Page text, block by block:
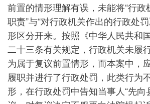
前置的情形理解有误，未能将“行政
职责”与“对行政机关作出的行政处
形区分开来。按照《中华人民共和
二十三条有关规定，行政机关未履
为属于复议前置情形，而本案中，
履职并进行了行政处罚，此类行为
形，在行政处罚中告知当事人“先向